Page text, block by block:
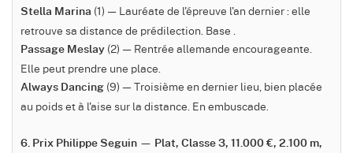
Stella Marina (1) — Lauréate de l'épreuve l'an dernier : elle
retrouve sa distance de prédilection. Base .
Passage Meslay (2) — Rentrée allemande encourageante.
Elle peut prendre une place.
Always Dancing (9) — Troisième en dernier lieu, bien placée
au poids et à l'aise sur la distance. En embuscade.
6. Prix Philippe Seguin — Plat, Classe 3, 11.000 €, 2.100 m,